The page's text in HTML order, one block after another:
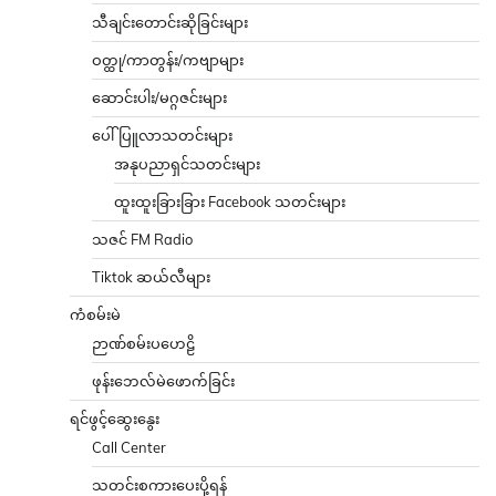
သီချင်းတောင်းဆိုခြင်းများ
ဝတ္ထု/ကာတွန်း/ကဗျာများ
ဆောင်းပါး/မဂ္ဂဇင်းများ
ပေါ်ပြူလာသတင်းများ
အနုပညာရှင်သတင်းများ
ထူးထူးခြားခြား Facebook သတင်းများ
သဇင် FM Radio
Tiktok ဆယ်လီများ
ကံစမ်းမဲ
ဉာဏ်စမ်းပဟေဠိ
ဖုန်းဘေလ်မဲဖောက်ခြင်း
ရင်ဖွင့်ဆွေးနွေး
Call Center
သတင်းစကားပေးပို့ရန်